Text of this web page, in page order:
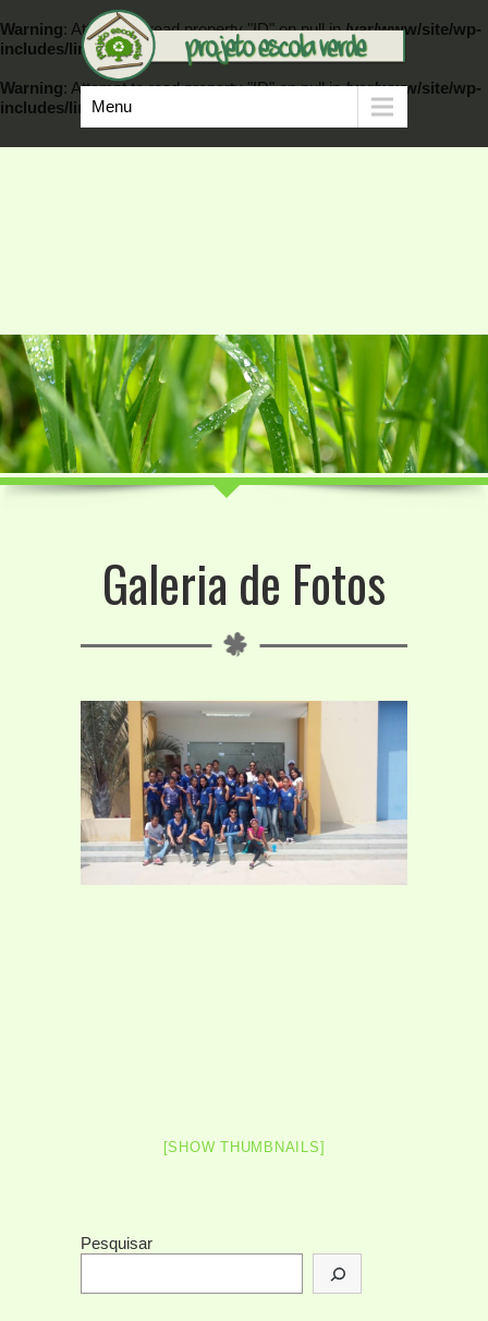
Warning: Attempt to read property "ID" on null in/var/www/site/wp-
includes/link-template.phpon line389
Warning: Attempt to read property "ID" on null in/var/www/site/wp-
includes/link-template.php
Menu
Galeria de Fotos
[SHOW THUMBNAILS]
Pesquisar